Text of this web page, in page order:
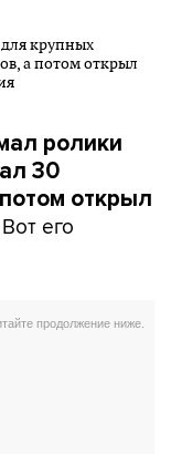
ролики
30
открыл
Вот его